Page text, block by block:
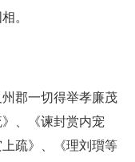
。
州郡一切得举孝廉茂
、《谏封赏内宠
疏》、《理刘瓆等